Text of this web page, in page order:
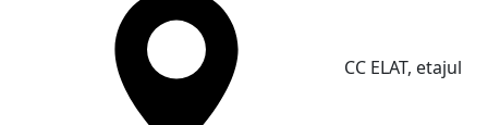
CC ELAT, etajul